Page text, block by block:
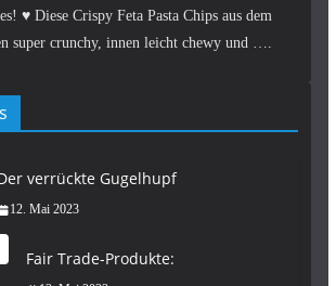
♥︎ Diese Crispy Feta Pasta Chips aus dem
super crunchy, innen leicht chewy und ….
verrückte Gugelhupf
12. Mai 2023
Fair Trade-Produkte: